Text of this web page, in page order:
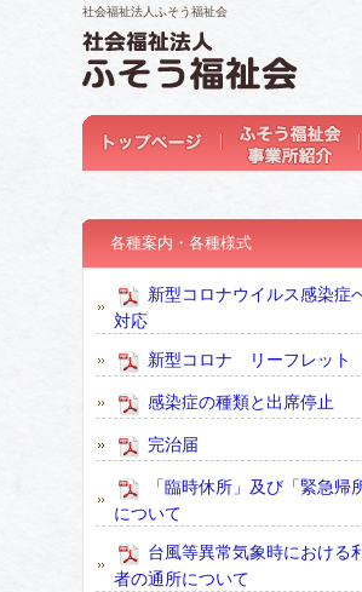
社会福祉法人ふそう福祉会
各種案内・各種様式
新型コロナウイルス感染症
対応
新型コロナ リーフレット
感染症の種類と出席停止
完治届
「臨時休所」及び「緊急帰
について
台風等異常気象時における
者の通所について